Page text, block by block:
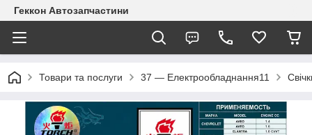
Геккон Автозапчастини
Товари та послуги 37 — Електрообладнання11